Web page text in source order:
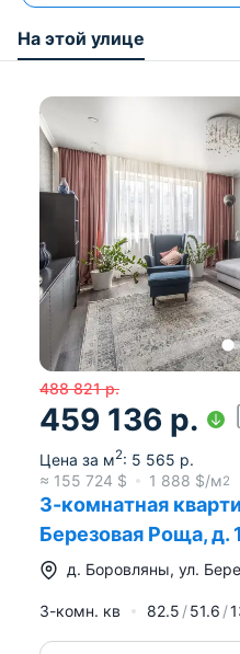
На этой улице
488 821 р.
459 136 р.
Цена за м2: 5 565 р.
≈ 155 724 $ 1 888 $/м2
3-комнатная
Березовая Роща, д.
д. Боровляны, ул.
3-комн. кв 82.5 51.6